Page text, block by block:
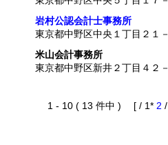
岩村公認会計士事務所
東京都中野区中央１丁目２１
米山会計事務所
東京都中野区新井２丁目４２
1 - 10 ( 13 件中 ) [ / 1* 2